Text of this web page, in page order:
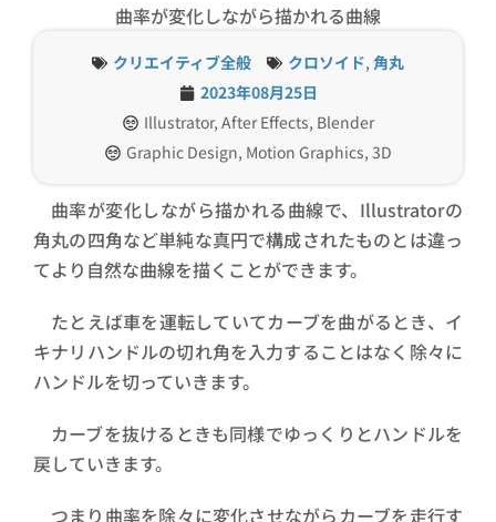
曲率が変化しながら描かれる曲線
クリエイティブ全般 クロソイド, 角丸
2023年08月25日
Illustrator, After Effects, Blender
Graphic Design, Motion Graphics, 3D
曲率が変化しながら描かれる曲線で、Illustratorの
角丸の四角など単純な真円で構成されたものとは違っ
てより自然な曲線を描くことができます。
たとえば車を運転していてカーブを曲がるとき、イ
キナリハンドルの切れ角を入力することはなく除々に
ハンドルを切っていきます。
カーブを抜けるときも同様でゆっくりとハンドルを
戻していきます。
つまり曲率を除々に変化させながらカーブを走行す